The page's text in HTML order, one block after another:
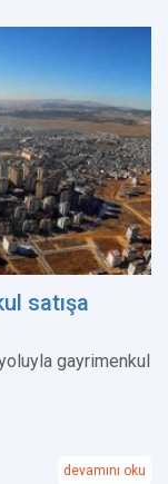
satışa
gayrimenkul
devamını oku